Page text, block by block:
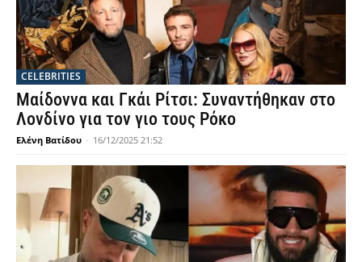
CELEBRITIES
Μαίδοννα και Γκάι Ρίτσι: Συναντήθηκαν στο
Λονδίνο για τον γιο τους Ρόκο
Ελένη Βατίδου - 16/12/2025 21:52